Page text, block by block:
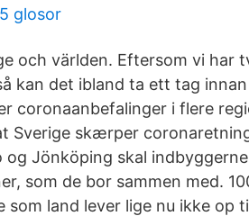
glosor
och världen. Eftersom vi har
kan det ibland ta ett tag
coronaanbefalinger i flere
Sverige skærper
og Jönköping skal
som de bor sammen med.
som land lever lige nu ikke